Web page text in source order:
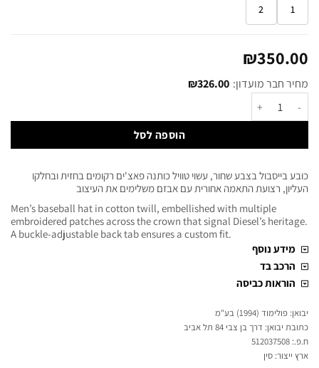
1
2
₪350.00
מחיר חבר מועדון: ₪326.00
הוספה לסל
כובע בייסבול בצבע שחור, עשוי טוויל כותנה פאצ'ים רקומים בחזית ובחלקו
העליון, רצועת התאמה אחורית עם אבזם משלימים את העיצוב
Men’s baseball hat in cotton twill, embellished with multiple
embroidered patches across the crown that signal Diesel’s heritage.
A buckle-adjustable back tab ensures a custom fit.
מידע נוסף
הרכב בד
הוראות כביסה
יבואן: פולימוד (1994) בע"מ
כתובת יבואן: דרך בן צבי 84 תל אביב
ח.פ.: 512037508
ארץ ייצור: סין